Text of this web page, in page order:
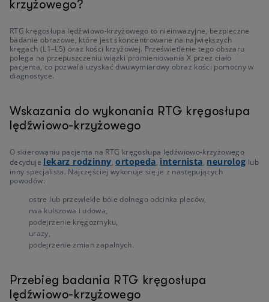
krzyżowego?
RTG kręgosłupa lędźwiowo-krzyżowego to nieinwazyjne, bezpieczne
badanie obrazowe, które jest skoncentrowane na największych
kręgach (L1–L5) oraz kości krzyżowej. Prześwietlenie tego obszaru
polega na przepuszczeniu wiązki promieniowania X przez ciało
pacjenta, co pozwala uzyskać dwuwymiarowy obraz kości pomocny w
diagnostyce.
Wskazania do wykonania RTG kręgosłupa
lędźwiowo-krzyżowego
O skierowaniu pacjenta na RTG kręgosłupa lędźwiowo-krzyżowego
decyduje lekarz rodzinny,ortopeda, internista, neurolog lub
inny specjalista. Najczęściej wykonuje się je z następujących
powodów:
ostre lub przewlekłe bóle dolnego odcinka pleców,
rwa kulszowa i udowa,
podejrzenie kręgozmyku,
urazy,
podejrzenie zmian zapalnych.
Przebieg badania RTG kręgosłupa
lędźwiowo-krzyżowego